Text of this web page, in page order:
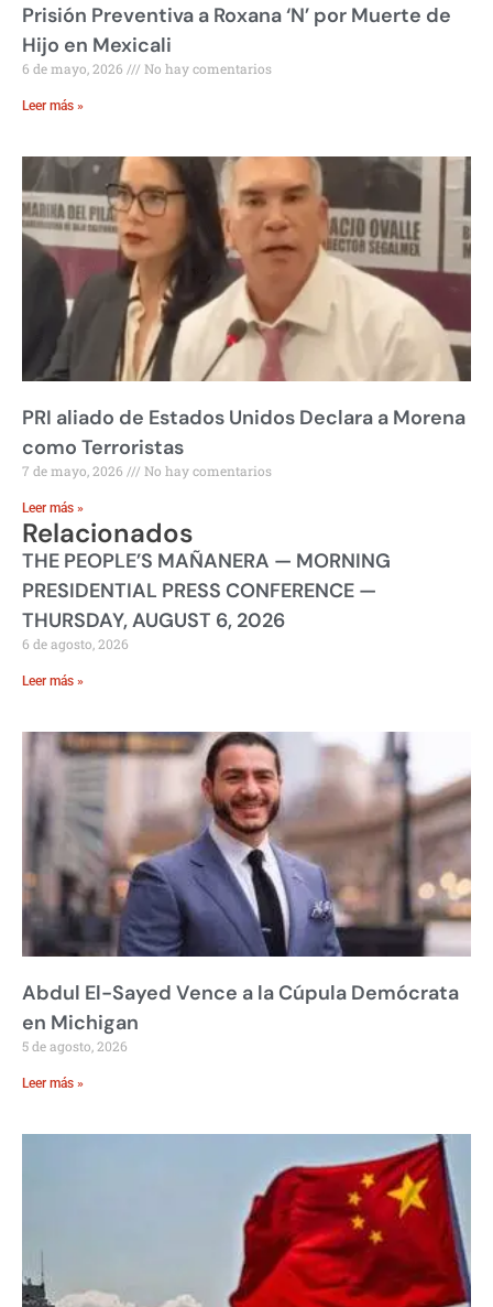
Prisión Preventiva a Roxana ‘N’ por Muerte de
Hijo en Mexicali
6 de mayo, 2026 No hay comentarios
Leer más »
PRI aliado de Estados Unidos Declara a Morena
como Terroristas
7 de mayo, 2026 No hay comentarios
Leer más »
Relacionados
THE PEOPLE’S MAÑANERA — MORNING
PRESIDENTIAL PRESS CONFERENCE —
THURSDAY, AUGUST 6, 2026
6 de agosto, 2026
Leer más »
Abdul El-Sayed Vence a la Cúpula Demócrata
en Michigan
5 de agosto, 2026
Leer más »